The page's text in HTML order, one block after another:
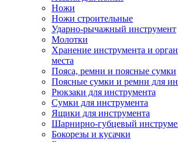
Ножи
Ножи строительные
Ударно-рычажный инструмент
Молотки
Хранение инструмента и
места
Пояса, ремни и поясные сумки
Поясные сумки и ремни для
Рюкзаки для инструмента
Сумки для инструмента
Ящики для инструмента
Шарнирно-губцевый
Бокорезы и кусачки